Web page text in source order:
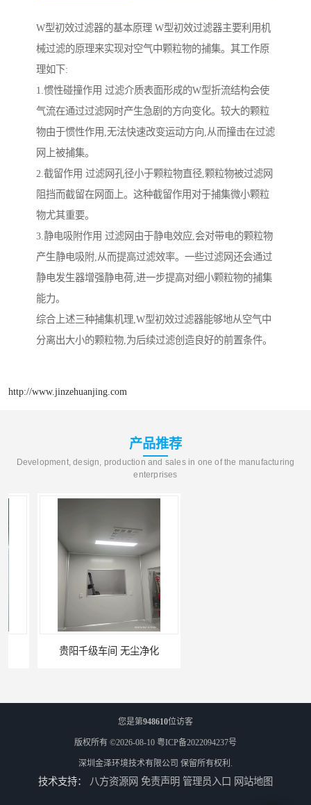
W型初效过滤器的基本原理 W型初效过滤器主要利用机
械过滤的原理来实现对空气中颗粒物的捕集。其工作原
理如下:
1.惯性碰撞作用 过滤介质表面形成的W型折流结构会使
气流在通过过滤网时产生急剧的方向变化。较大的颗粒
物由于惯性作用,无法快速改变运动方向,从而撞击在过滤
网上被捕集。
2.截留作用 过滤网孔径小于颗粒物直径,颗粒物被过滤网
阻挡而截留在网面上。这种截留作用对于捕集微小颗粒
物尤其重要。
3.静电吸附作用 过滤网由于静电效应,会对带电的颗粒物
产生静电吸附,从而提高过滤效率。一些过滤网还会通过
静电发生器增强静电荷,进一步提高对细小颗粒物的捕集
能力。
综合上述三种捕集机理,W型初效过滤器能够地从空气中
分离出大小的颗粒物,为后续过滤创造良好的前置条件。
http://www.jinzehuanjing.com
产品推荐
Development, design, production and sales in one of the manufacturing
enterprises
贵阳千级车间 无尘净化
您是第948610位访客
版权所有 ©2026-08-10 粤ICP备2022094237号
深圳金泽环境技术有限公司 保留所有权利.
技术支持： 八方资源网 免责声明 管理员入口 网站地图